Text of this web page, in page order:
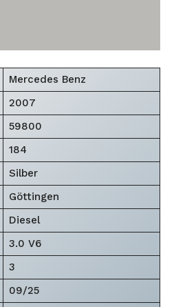
Mercedes Benz
2007
59800
184
Silber
Göttingen
Diesel
3.0 V6
3
09/25